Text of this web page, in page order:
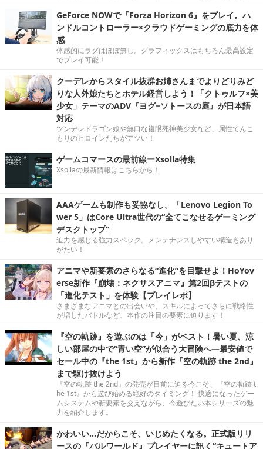
GeForce NOWで『Forza Horizon 6』をプレイ。ハ
ンドルコントローラー×クラウドゲーミングの底力を体
感
体感的にラグはほぼ無し。グラフィックスはもちろん最高設定
でプレイ可能！
クーデレからスタイル抜群お姉さんまでよりどりみど
りな人外娘たちとホテル経営しよう！「クトゥルフ×美
少女」テーマのADV『ヨグ=ソトースの庭』が日本語
対応
ツンデレドラゴン娘や無口な複眼死神美少女など、属性てんこ
もりのヒロインたちがアツい！
ゲームコマースの最前線ーXsolla特集
Xsollaの最新情報はこちらから！
AAAゲームも制作も妥協なし。「Lenovo Legion To
wer 5」はCore Ultra世代の“全てこなせるゲーミング
デスクトップ”
迫力を感じる強力スペック。メンテナンスしやすい構造もあり
がたい！
アニマや新要素のさらなる“進化”を目撃せよ！HoYov
erse新作『崩壊：ネクサスアニマ』第2回βテストの
「進化テスト」を体験【プレイレポ】
さまざまなアニマとの出会いや、スキルによってさらに戦略性
が増したバトルなど、本作の注目の要素に迫ります！
『空の軌跡』を遊ぶのは「今」がベスト！暑い夏、涼
しい部屋の中で“青い空”が似合う大冒険へ―最安値で
セール中の『the 1st』から新作『空の軌跡 the 2nd』
まで駆け抜けよう
『空の軌跡 the 2nd』の発売が目前に迫る今こそ、『空の軌跡 t
he 1st』から遊び始める絶好のタイミング！ 快適になったゲー
ムシステムや新要素を交えながら、今遊びたい本シリーズの魅
力を紹介します。
かわいい…だからこそ、いじめたくなる。正式版リリ
ースの『パルワールド』プレイヤーに訊く“キュートア